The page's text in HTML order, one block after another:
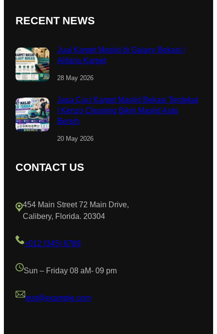
RECENT NEWS
Jual Karpet Masjid di Galaxy Bekasi |
Alifana Karpet
28 May 2026
Jasa Cuci Karpet Masjid Bekasi Terdekat
| Kenzo Cleaning Bikin Masjid Auto
Bersih
20 May 2026
CONTACT US
454 Main Street 72 Main Drive,
Calibery, Florida. 20304
+012 (345) 6789
Sun – Friday 08 aM- 09 pm
test@example.com